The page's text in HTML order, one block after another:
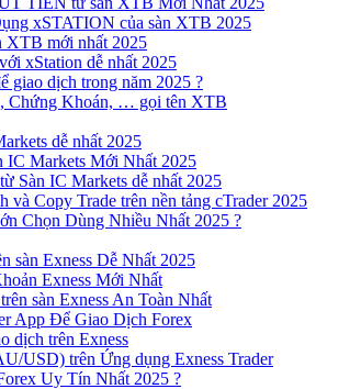
xSTATION của sàn XTB 2025
mới nhất 2025
xStation dễ nhất 2025
dịch trong năm 2025 ?
Chứng Khoán, … gọi tên XTB
dễ nhất 2025
Markets Mới Nhất 2025
Sàn IC Markets dễ nhất 2025
Copy Trade trên nền tảng cTrader 2025
Chọn Dùng Nhiều Nhất 2025 ?
sàn Exness Dễ Nhất 2025
Exness Mới Nhất
sàn Exness An Toàn Nhất
App Để Giao Dịch Forex
dịch trên Exness
USD) trên Ứng dụng Exness Trader
Uy Tín Nhất 2025 ?